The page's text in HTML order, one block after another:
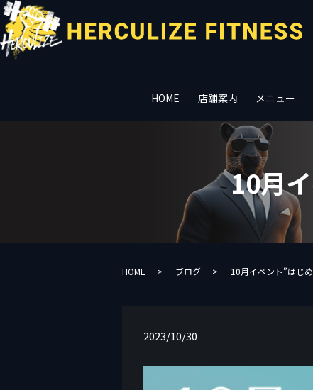
HOME 店舗案内 メニュー
10月
HOME ブログ 10月イベント”はじ
2023/10/30